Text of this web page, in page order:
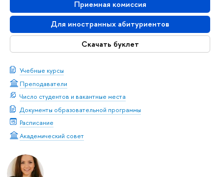
Приемная комиссия
Для иностранных абитуриентов
Скачать буклет
Учебные курсы
Преподаватели
Число студентов и вакантные места
Документы образовательной программы
Расписание
Академический совет